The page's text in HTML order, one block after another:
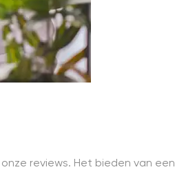
reviews. Het bieden van een